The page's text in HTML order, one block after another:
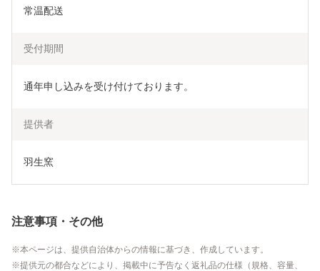
常温配送
受付期間
通年申し込みを受け付けております。
提供者
羽生窯
注意事項・その他
本ページは、提供自治体からの情報に基づき、作成しています。
提供元の都合などにより、掲載中に予告なく返礼品の仕様（規格、容量、